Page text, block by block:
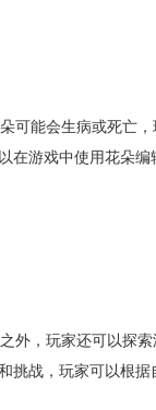
可能会生病或死亡，
在游戏中使用花朵编
外，玩家还可以探索
挑战，玩家可以根据